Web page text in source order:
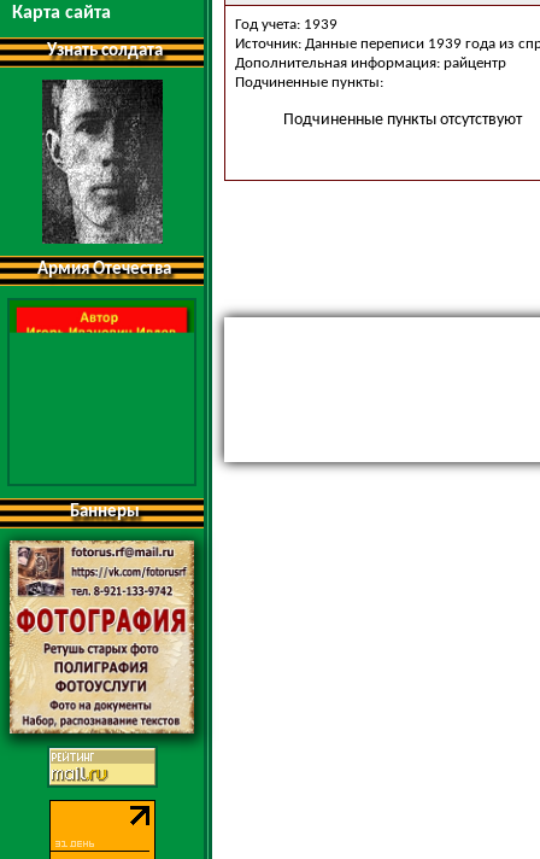
Карта сайта
Узнать солдата
Армия Отечества
Баннеры
Год учета: 1939
Источник: Данные переписи 1939 года из
Дополнительная информация: райцентр
Подчиненные пункты:
Подчиненные пункты отсутствуют